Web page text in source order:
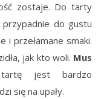
zostaje. Do tarty
przypadnie do gustu
i przełamane smaki.
jak kto woli. Mus
jest bardzo
się na upały.